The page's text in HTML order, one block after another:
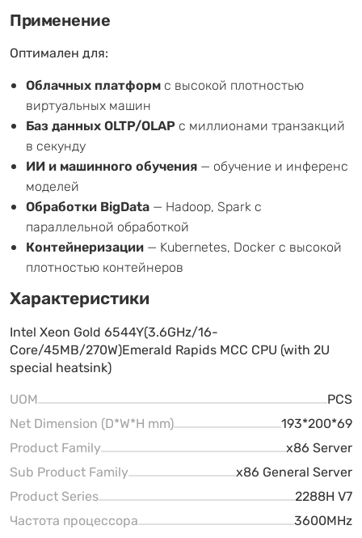
Применение
Оптимален для:
Облачных платформ с высокой плотностью
виртуальных машин
Баз данных OLTP/OLAP с миллионами транзакций
в секунду
ИИ и машинного обучения — обучение и инференс
моделей
Обработки BigData — Hadoop, Spark с
параллельной обработкой
Контейнеризации — Kubernetes, Docker с высокой
плотностью контейнеров
Характеристики
Intel Xeon Gold 6544Y(3.6GHz/16-
Core/45MB/270W)Emerald Rapids MCC CPU (with 2U
special heatsink)
UOM
PCS
Net Dimension (D*W*H mm)
193*200*69
Product Family
x86 Server
Sub Product Family
x86 General Server
Product Series
2288H V7
Частота процессора
3600MHz